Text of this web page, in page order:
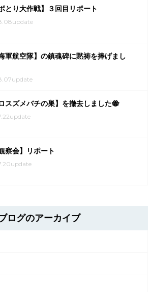
とり大作戦】３回目リポート
軍航空隊】の鎮魂碑に黙祷を捧げまし
ロスズメバチの巣】を撤去しました🐝
察会】リポート
ログのアーカイブ